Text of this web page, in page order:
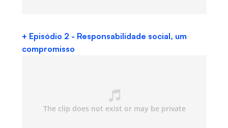
+ Episódio 2 - Responsabilidade social, um
compromisso